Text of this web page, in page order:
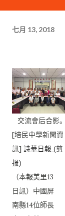
七月 13, 2018
交流會后合影。
[培民中學新聞資
訊] 詩華日報 (剪
报)
（本報美里13
日訊）中國屏
南縣14位師長